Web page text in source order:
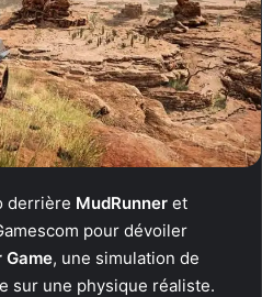
derrière MudRunner et
pour dévoiler
Game, une simulation de
sur une physique réaliste.